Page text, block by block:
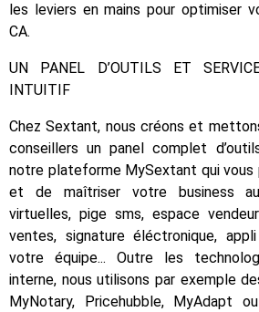
les leviers en mains pour optimiser
CA.
UN PANEL D’OUTILS ET
INTUITIF
Chez Sextant, nous créons et
conseillers un panel complet
notre plateforme MySextant qui
et de maîtriser votre business
virtuelles, pige sms, espace
ventes, signature éléctronique,
votre équipe... Outre les
interne, nous utilisons par exemple
MyNotary, Pricehubble, MyAdapt